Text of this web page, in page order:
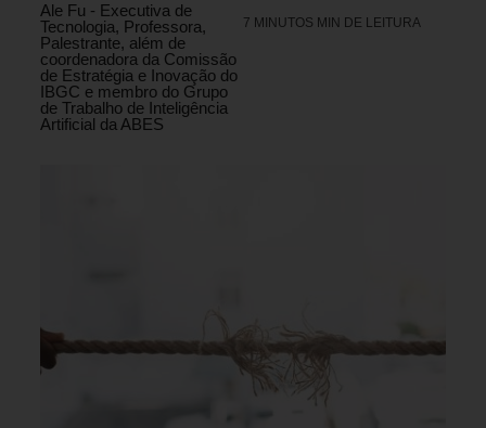
Ale Fu - Executiva de
Tecnologia, Professora,
Palestrante, além de
coordenadora da Comissão
de Estratégia e Inovação do
IBGC e membro do Grupo
de Trabalho de Inteligência
Artificial da ABES
7 MINUTOS MIN DE LEITURA